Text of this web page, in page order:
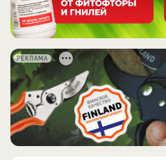
РЕКЛАМА